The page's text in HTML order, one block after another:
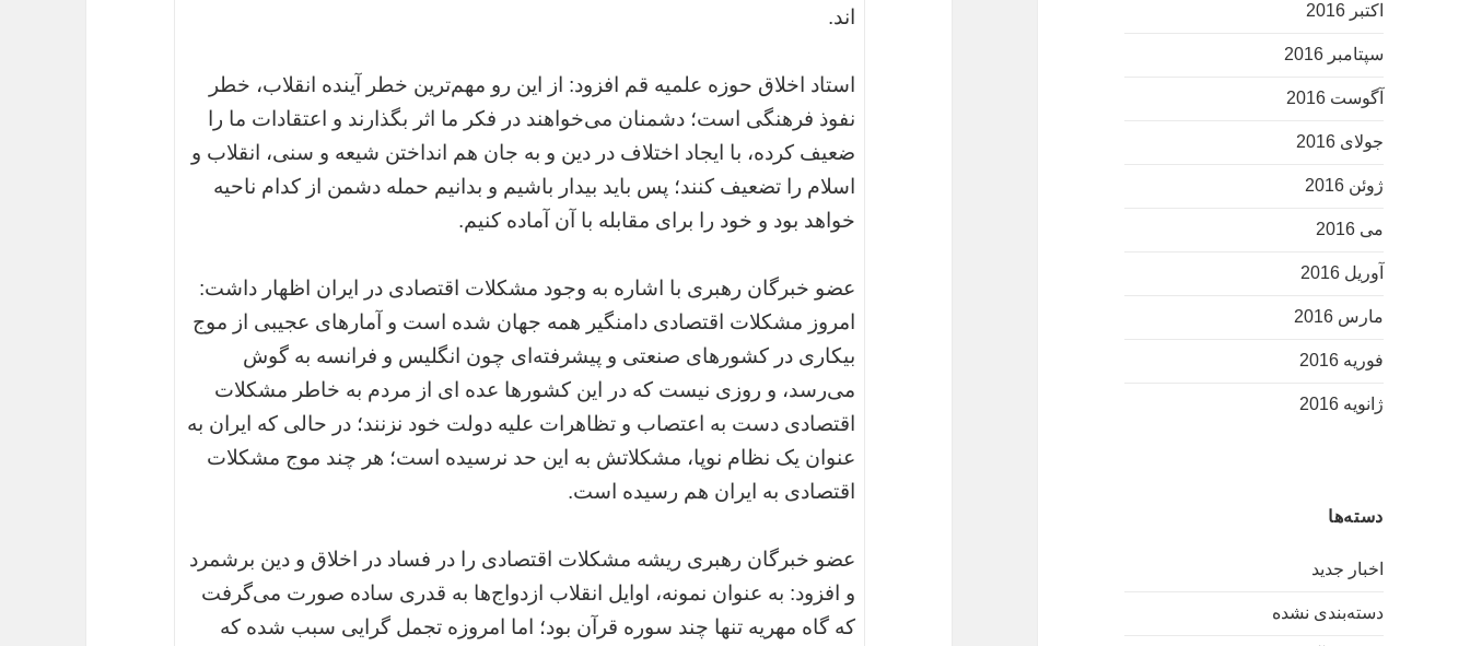
اکتبر 2016
سپتامبر 2016
آگوست 2016
جولای 2016
ژوئن 2016
می 2016
آوریل 2016
مارس 2016
فوریه 2016
ژانویه 2016
دسته‌ها
اخبار جدید
دسته‌بندی نشده
اند.
استاد اخلاق حوزه علمیه قم افزود: از این رو مهم‌ترین خطر آینده انقلاب، خطر
نفوذ فرهنگی است؛ دشمنان می‌خواهند در فکر ما اثر بگذارند و اعتقادات ما را
ضعیف کرده، با ایجاد اختلاف در دین و به جان هم انداختن شیعه و سنی، انقلاب و
اسلام را تضعیف کنند؛ پس باید بیدار باشیم و بدانیم حمله دشمن از کدام ناحیه
خواهد بود و خود را برای مقابله با آن آماده کنیم.
عضو خبرگان رهبری با اشاره به وجود مشکلات اقتصادی در ایران اظهار داشت:
امروز مشکلات اقتصادی دامنگیر همه جهان شده است و آمارهای عجیبی از موج
بیکاری در کشورهای صنعتی و پیشرفته‌ای چون انگلیس و فرانسه به گوش
می‌رسد، و روزی نیست که در این کشور‌ها عده ای از مردم به خاطر مشکلات
اقتصادی دست به اعتصاب و تظاهرات علیه دولت خود نزنند؛ در حالی که ایران به
عنوان یک نظام نوپا، مشکلاتش به این حد نرسیده است؛ هر چند موج مشکلات
اقتصادی به ایران هم رسیده است.
عضو خبرگان رهبری ریشه مشکلات اقتصادی را در فساد در اخلاق و دین برشمرد
و افزود: به عنوان نمونه، اوایل انقلاب ازدواج‌ها به قدری ساده صورت می‌گرفت
که گاه مهریه تنها چند سوره قرآن بود؛ اما امروزه تجمل گرایی سبب شده که